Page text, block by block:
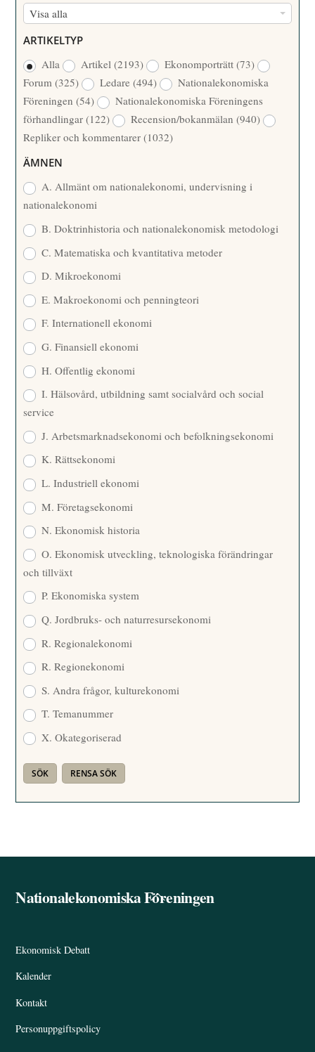
M
/
Å
R
Visa alla
R
F
A
T
T
A
R
ARTIKELTYP
Alla
Artikel(2193) Ekonomporträtt(73)
Forum(325) Ledare(494)
Nationalekonomiska
Föreningen(54)
Nationalekonomiska Föreningens
förhandlingar(122) Recension/bokanmälan(940)
Repliker och kommentarer(1032)
ÄMNEN
A. Allmänt om nationalekonomi, undervisning i
nationalekonomi
B. Doktrinhistoria och nationalekonomisk metodologi
C. Matematiska och kvantitativa metoder
D. Mikroekonomi
E. Makroekonomi och penningteori
F. Internationell ekonomi
G. Finansiell ekonomi
H. Offentlig ekonomi
I. Hälsovård, utbildning samt socialvård och social
service
J. Arbetsmarknadsekonomi och befolkningsekonomi
K. Rättsekonomi
L. Industriell ekonomi
M. Företagsekonomi
N. Ekonomisk historia
O. Ekonomisk utveckling, teknologiska förändringar
och tillväxt
P. Ekonomiska system
Q. Jordbruks- och naturresursekonomi
R. Regionalekonomi
R. Regionekonomi
S. Andra frågor, kulturekonomi
T. Temanummer
X. Okategoriserad
Back
Nationalekonomiska Föreningen
Ekonomisk Debatt
Kalender
Kontakt
Personuppgiftspolicy